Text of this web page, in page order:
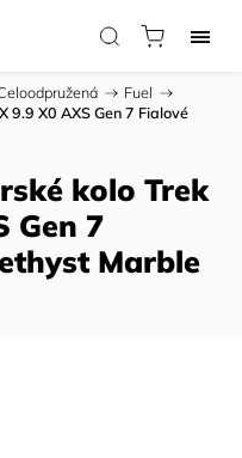
/ Fuel /
9.9 X0 AXS Gen 7 Fialové
kolo Trek
Gen 7
Marble